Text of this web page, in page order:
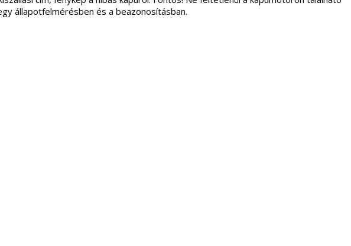
állapotfelmérésben és a beazonosításban.